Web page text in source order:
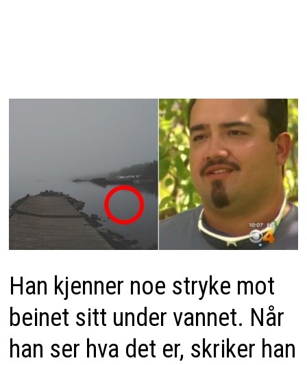
Han kjenner noe stryke mot
beinet sitt under vannet. Når
han ser hva det er, skriker han